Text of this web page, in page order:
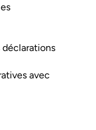
déclarations
avec